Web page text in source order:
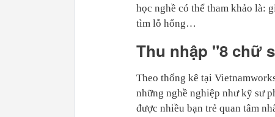
học nghề có thể tham khảo là:
tìm lỗ hổng…
Thu nhập "8 chữ
Theo thống kê tại
những nghề nghiệp như kỹ sư
được nhiều bạn trẻ quan tâm